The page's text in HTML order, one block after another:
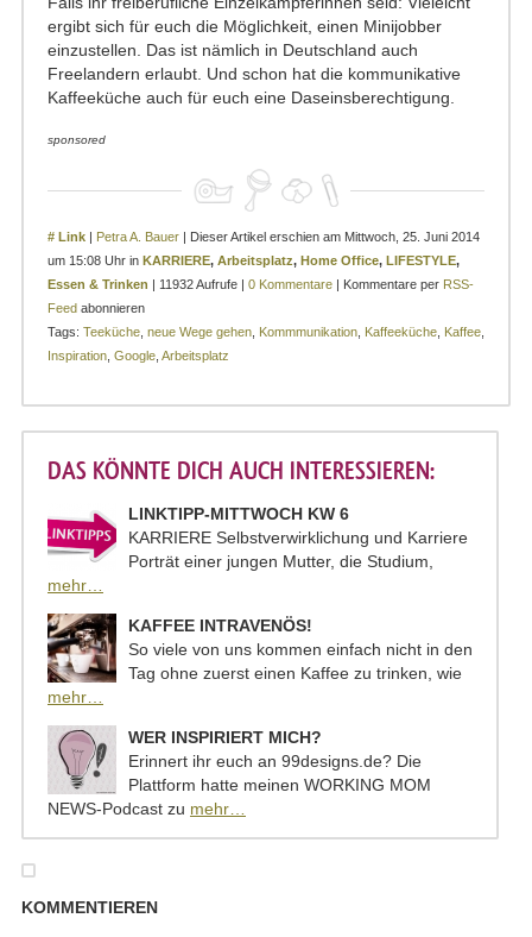
ergibt sich für euch die Möglichkeit, einen Minijobber
einzustellen. Das ist nämlich in Deutschland auch
Freelandern erlaubt. Und schon hat die kommunikative
Kaffeeküche auch für euch eine Daseinsberechtigung.
sponsored
# Link | Petra A. Bauer | Dieser Artikel erschien am Mittwoch, 25. Juni 2014
um 15:08 Uhr in KARRIERE, Arbeitsplatz, Home Office, LIFESTYLE,
Essen & Trinken | 11932 Aufrufe | 0 Kommentare | Kommentare per RSS-
Feed abonnieren
Tags: Teeküche neue Wege gehen Kommmunikation Kaffeeküche Kaffee
Inspiration Google Arbeitsplatz
DAS KÖNNTE DICH AUCH INTERESSIEREN:
LINKTIPP-MITTWOCH KW 6
KARRIERE Selbstverwirklichung und Karriere
Porträt einer jungen Mutter, die Studium,
mehr…
KAFFEE INTRAVENÖS!
So viele von uns kommen einfach nicht in den
Tag ohne zuerst einen Kaffee zu trinken, wie
mehr…
WER INSPIRIERT MICH?
Erinnert ihr euch an 99designs.de? Die
Plattform hatte meinen WORKING MOM
NEWS-Podcast zu mehr…
KOMMENTIEREN